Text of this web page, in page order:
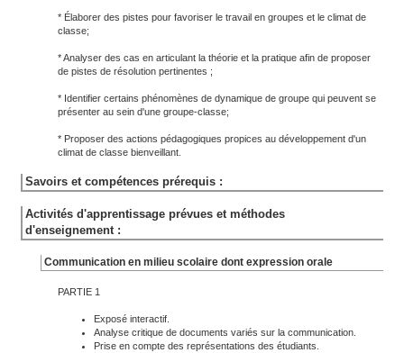
* Élaborer des pistes pour favoriser le travail en groupes et le climat de
classe;
* Analyser des cas en articulant la théorie et la pratique afin de proposer
de pistes de résolution pertinentes ;
* Identifier certains phénomènes de dynamique de groupe qui peuvent se
présenter au sein d'une groupe-classe;
* Proposer des actions pédagogiques propices au développement d'un
climat de classe bienveillant.
Savoirs et compétences prérequis :
Activités d'apprentissage prévues et méthodes
d'enseignement :
Communication en milieu scolaire dont expression orale
PARTIE 1
Exposé interactif.
Analyse critique de documents variés sur la communication.
Prise en compte des représentations des étudiants.